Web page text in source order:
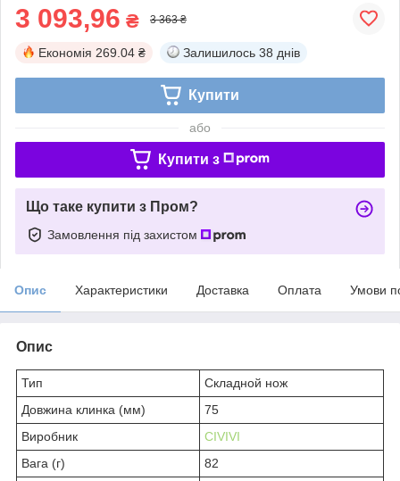
3 093,96 ₴ 3 363 ₴
Економія 269.04 ₴ Залишилось 38 днів
Купити
або
Купити з
Що таке купити з Пром?
Замовлення під захистом
Опис Характеристики Доставка Оплата Умови
Опис
Тип
Складной нож
Довжина клинка (мм)
75
Виробник
CIVIVI
Вага (г)
82